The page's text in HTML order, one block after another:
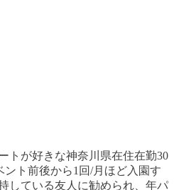
トが好きな神奈川県在住在勤30
ト前後から1回/月ほど入園す
している友人に勧められ、年パ